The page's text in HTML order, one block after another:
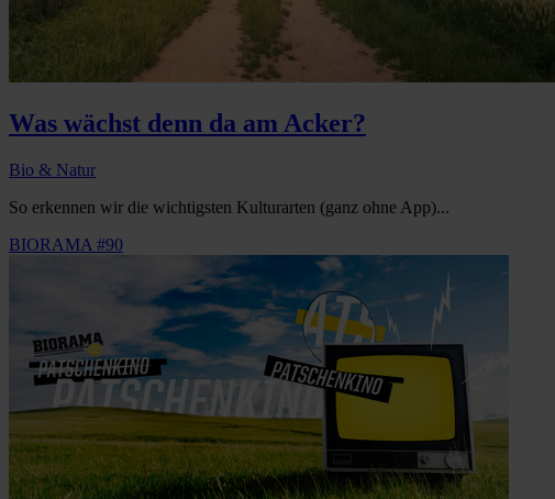
Was wächst denn da am Acker?
Bio & Natur
So erkennen wir die wichtigsten Kulturarten (ganz ohne App)...
BIORAMA #90